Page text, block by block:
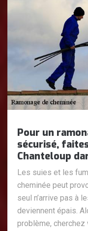
Pour un
sécurisé,
Chanteloup
Les suies et les
cheminée peut
seul n’arrive pas à
deviennent épais.
problème, cherchez